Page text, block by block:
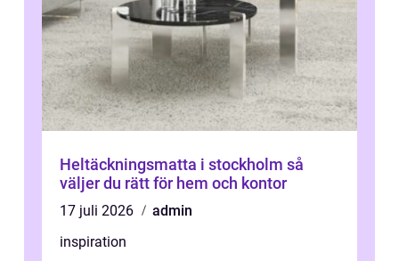
Heltäckningsmatta i stockholm så
väljer du rätt för hem och kontor
17 juli 2026
admin
inspiration